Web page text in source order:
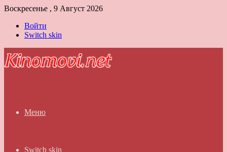
Воскресенье , 9 Август 2026
Войти
Switch skin
Меню
Switch skin